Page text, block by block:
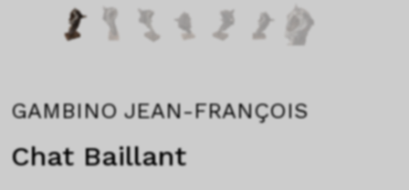
GAMBINO JEAN-FRANÇOIS
Chat Baillant